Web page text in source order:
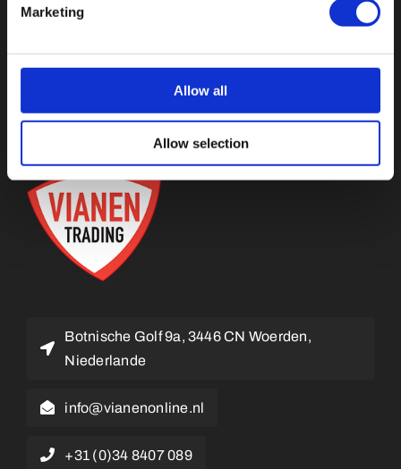
Marketing
Allow all
Allow selection
Fallen Sie mit einzigartigen
Botnische Golf 9a, 3446 CN Woerden,
Niederlande
info@vianenonline.nl
+31 (0)34 8407 089